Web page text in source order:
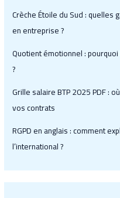
Crèche Étoile du Sud : quelles
en entreprise ?
Quotient émotionnel :
?
Grille salaire BTP 2025 PDF :
vos contrats
RGPD en anglais : comment
l’international ?